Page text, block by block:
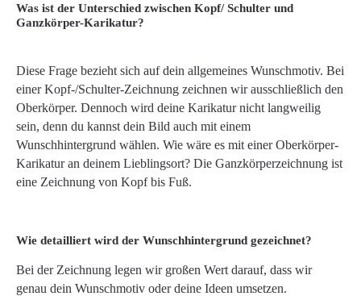
Was ist der Unterschied zwischen Kopf/ Schulter und
Ganzkörper-Karikatur?
Diese Frage bezieht sich auf dein allgemeines Wunschmotiv. Bei
einer Kopf-/Schulter-Zeichnung zeichnen wir ausschließlich den
Oberkörper. Dennoch wird deine Karikatur nicht langweilig
sein, denn du kannst dein Bild auch mit einem
Wunschhintergrund wählen. Wie wäre es mit einer Oberkörper-
Karikatur an deinem Lieblingsort? Die Ganzkörperzeichnung ist
eine Zeichnung von Kopf bis Fuß.
Wie detailliert wird der Wunschhintergrund gezeichnet?
Bei der Zeichnung legen wir großen Wert darauf, dass wir
genau dein Wunschmotiv oder deine Ideen umsetzen.